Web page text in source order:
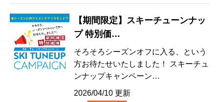
【期間限定】スキーチューンナッ
プ 特別価…
そろそろシーズンオフに入る、という
方お待たせいたしました！ スキーチュ
ンナップキャンペーン…
2026/04/10 更新